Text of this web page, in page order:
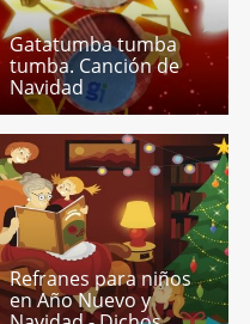
Gatatumba tumba
tumba. Canción de
Navidad
Refranes para niños
en Año Nuevo y